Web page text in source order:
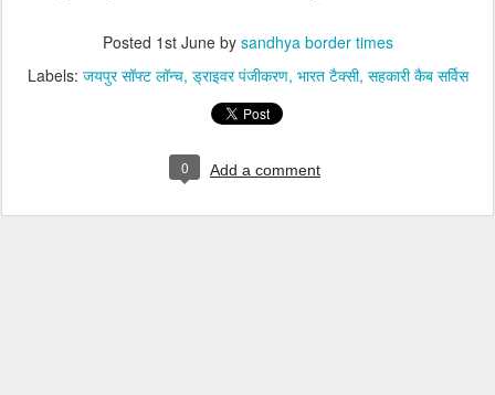
Posted 1st Juneby sandhya border times
Labels: जयपुर सॉफ्ट लॉन्च ड्राइवर पंजीकरण भारत टैक्सी सहकारी कैब सर्विस
0 Add a comment